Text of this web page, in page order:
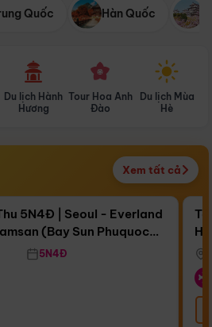
Quốc Hàn Quốc
Du lịch Hành
Hương
Tour Hoa Anh
Đào
Du lịch Mùa
Hè
Xem tất cả
Điểm nổi bật
5N4Đ | Seoul - Everland
(Bay Sun Phuquoc
5N4Đ